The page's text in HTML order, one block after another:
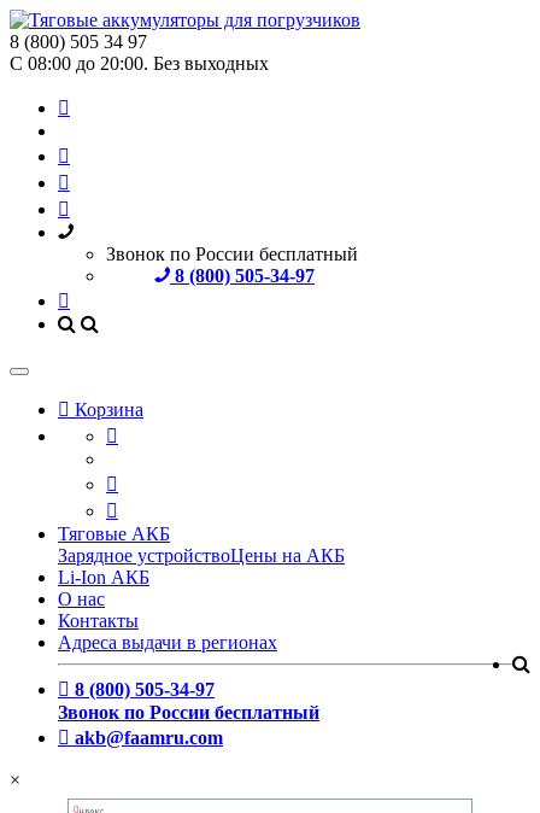
8 (800) 505 34 97
С 08:00 до 20:00. Без выходных
Звонок по России бесплатный
8 (800) 505-34-97
Корзина
Тяговые АКБ
Зарядное устройствоЦены на АКБ
Li-Ion АКБ
О нас
Контакты
Адреса выдачи в регионах
8 (800) 505-34-97
Звонок по России бесплатный
akb@faamru.com
×